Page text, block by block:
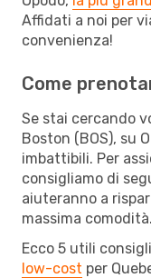
Affidati a noi per
convenienza!
Come
Se stai cercando
Boston (BOS), su
imbattibili. Per
consigliamo di
aiuteranno a
massima comodità.
Ecco 5 utili
low-cost per